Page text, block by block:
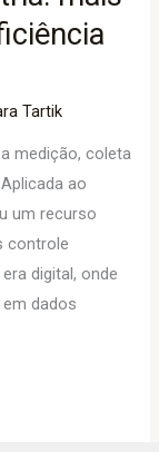
Tartik
medição, coleta
ao
um recurso
controle
digital, onde
dados